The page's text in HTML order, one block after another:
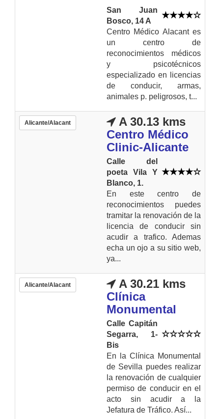
San Juan
Bosco, 14 A
Centro Médico Alacant es
un centro de
reconocimientos médicos
y psicotécnicos
especializado en licencias
de conducir, armas,
animales p. peligrosos, t...
Alicante/Alacant
A 30.13 kms
Centro Médico
Clinic-Alicante
Calle del
poeta Vila Y
Blanco, 1.
En este centro de
reconocimientos puedes
tramitar la renovación de la
licencia de conducir sin
acudir a trafico. Ademas
echa un ojo a su sitio web,
ya...
Alicante/Alacant
A 30.21 kms
Clínica
Monumental
Calle Capitán
Segarra, 1-
Bis
En la Clínica Monumental
de Sevilla puedes realizar
la renovación de cualquier
permiso de conducir en el
acto sin acudir a la
Jefatura de Tráfico. Así...